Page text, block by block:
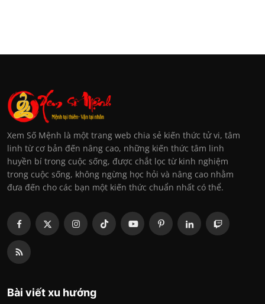
Xem Số Mệnh là một trang web chia sẻ kiến thức tử vi, tâm
linh từ cơ bản đến nâng cao, những kiến thức tâm linh
huyền bí trong cuộc sống, được chắt lọc từ kinh nghiệm
trong cuộc sống, không ngừng học hỏi và nâng cao nhằm
đưa đến cho các bạn một kiến thức chuẩn nhất có thể.
Bài viết xu hướng